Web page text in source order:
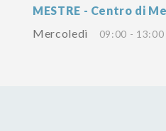
MESTRE - Centro di
Mercoledì
09:00 - 13:00